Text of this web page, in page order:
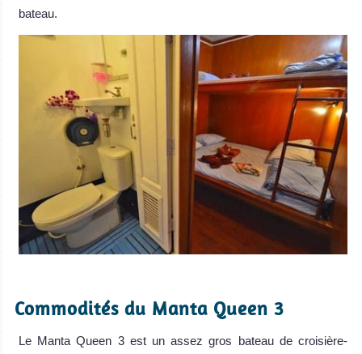
bateau.
Commodités du Manta Queen 3
Le Manta Queen 3 est un assez gros bateau de croisière-